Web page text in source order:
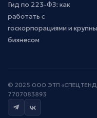
Гид по 223-ФЗ: как
работать с
госкорпорациями и
бизнесом
© 2025 ООО ЭТП
7707083893